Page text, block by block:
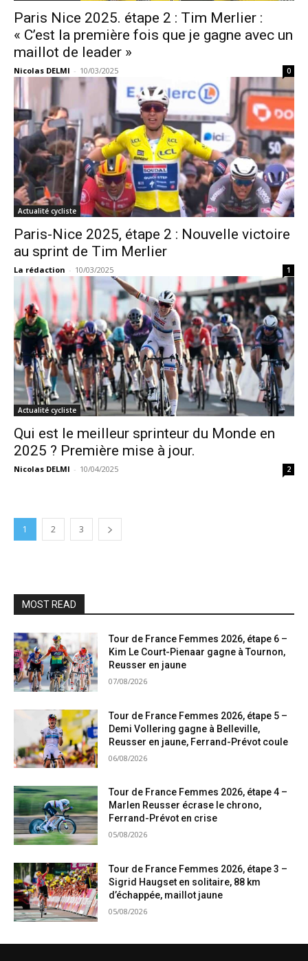
Paris Nice 2025. étape 2 : Tim Merlier :
« C’est la première fois que je gagne avec un
maillot de leader »
Nicolas DELMI - 10/03/2025 0
Actualité cycliste
Paris-Nice 2025, étape 2 : Nouvelle victoire
au sprint de Tim Merlier
La rédaction - 10/03/2025 1
Actualité cycliste
Qui est le meilleur sprinteur du Monde en
2025 ? Première mise à jour.
Nicolas DELMI - 10/04/2025 2
1 2 3
MOST READ
Tour de France Femmes 2026, étape 6 –
Kim Le Court-Pienaar gagne à Tournon,
Reusser en jaune
07/08/2026
Tour de France Femmes 2026, étape 5 –
Demi Vollering gagne à Belleville,
Reusser en jaune, Ferrand-Prévot coule
06/08/2026
Tour de France Femmes 2026, étape 4 –
Marlen Reusser écrase le chrono,
Ferrand-Prévot en crise
05/08/2026
Tour de France Femmes 2026, étape 3 –
Sigrid Haugset en solitaire, 88 km
d’échappée, maillot jaune
05/08/2026